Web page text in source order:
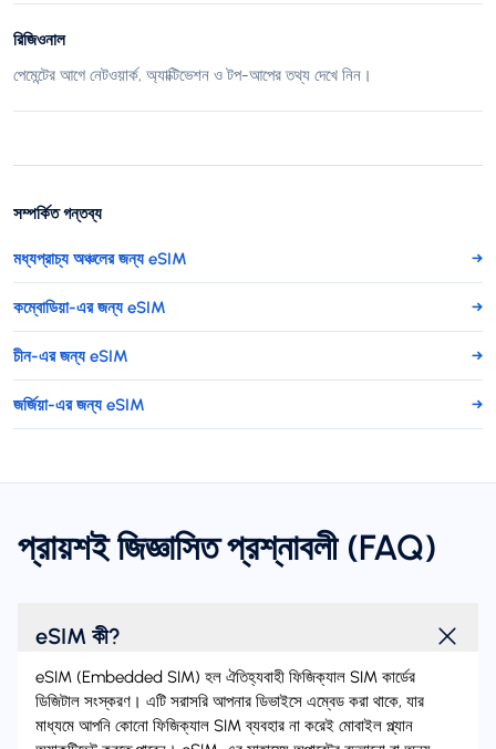
রিজিওনাল
পেমেন্টের আগে নেটওয়ার্ক, অ্যাক্টিভেশন ও টপ-আপের তথ্য দেখে নিন।
সম্পর্কিত গন্তব্য
মধ্যপ্রাচ্য অঞ্চলের জন্য eSIM →
কম্বোডিয়া-এর জন্য eSIM →
চীন-এর জন্য eSIM →
জর্জিয়া-এর জন্য eSIM →
প্রায়শই জিজ্ঞাসিত প্রশ্নাবলী (FAQ)
eSIM কী?
eSIM (Embedded SIM) হল ঐতিহ্যবাহী ফিজিক্যাল SIM কার্ডের
ডিজিটাল সংস্করণ। এটি সরাসরি আপনার ডিভাইসে এম্বেড করা থাকে, যার
মাধ্যমে আপনি কোনো ফিজিক্যাল SIM ব্যবহার না করেই মোবাইল প্ল্যান